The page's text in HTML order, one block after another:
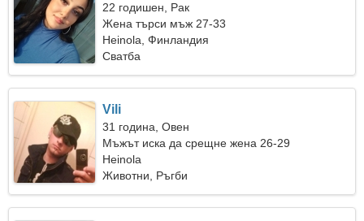
22 годишен, Рак
Жена търси мъж 27-33
Heinola, Финландия
Сватба
Vili
31 година, Овен
Мъжът иска да срещне жена 26-29
Heinola
Животни, Ръгби